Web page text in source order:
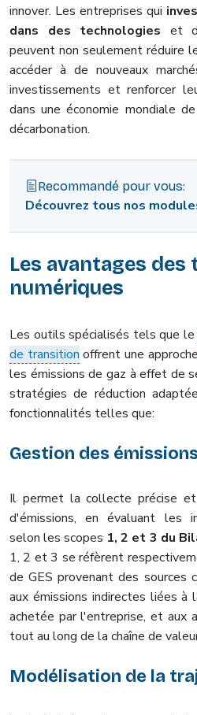
innover. Les entreprises qui
dans des technologies et
peuvent non seulement réduire
accéder à de nouveaux
investissements et renforcer
dans une économie mondiale
décarbonation.
Recommandé pour vous:
Découvrez tous nos
Les avantages
numériques
Les outils spécialisés tels que le
de transition offrent une
les émissions de gaz à effet de
stratégies de réduction
fonctionnalités telles que:
Gestion des
Il permet la collecte précise
d'émissions, en évaluant les
selon les scopes 1, 2 et 3 du
1, 2 et 3 se réfèrent
de GES provenant des sources
aux émissions indirectes liées à
achetée par l'entreprise, et aux
tout au long de la chaîne de
Modélisation de la